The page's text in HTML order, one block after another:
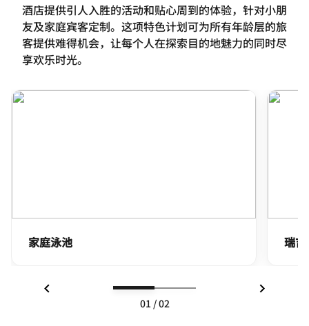
酒店提供引人入胜的活动和贴心周到的体验，针对小朋
友及家庭宾客定制。这项特色计划可为所有年龄层的旅
客提供难得机会，让每个人在探索目的地魅力的同时尽
享欢乐时光。
家庭泳池 瑞
01 /02